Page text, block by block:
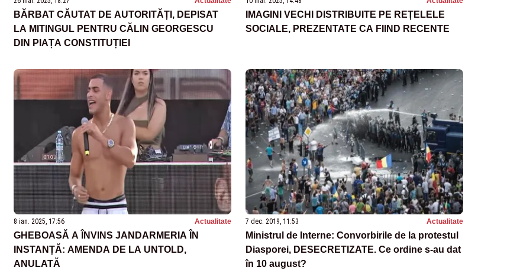
BĂRBAT CĂUTAT DE AUTORITĂȚI, DEPISAT
LA MITINGUL PENTRU CĂLIN GEORGESCU
DIN PIAȚA CONSTITUȚIEI
IMAGINI VECHI DISTRIBUITE PE REȚELELE
SOCIALE, PREZENTATE CA FIIND RECENTE
8 ian. 2025, 17:56 Actualitate
GHEBOASĂ A ÎNVINS JANDARMERIA ÎN
INSTANȚĂ: AMENDA DE LA UNTOLD,
ANULATĂ
7 dec. 2019, 11:53 Actualitate
Ministrul de Interne: Convorbirile de la protestul
Diasporei, DESECRETIZATE. Ce ordine s-au dat
în 10 august?